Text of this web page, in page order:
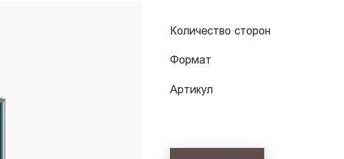
Количество сторон
Формат
Артикул